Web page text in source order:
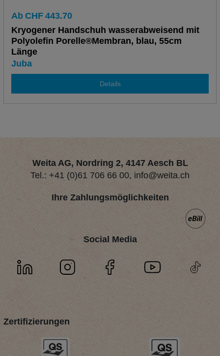
Ab CHF 443.70
Kryogener Handschuh wasserabweisend mit
Polyolefin Porelle®Membran, blau, 55cm
Länge
Juba
Details
Weita AG, Nordring 2, 4147 Aesch BL
Tel.: +41 (0)61 706 66 00, info@weita.ch
Ihre Zahlungsmöglichkeiten
Social Media
Zertifizierungen